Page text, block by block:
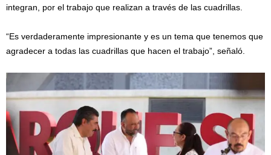
integran, por el trabajo que realizan a través de las cuadrillas.
“Es verdaderamente impresionante y es un tema que tenemos que
agradecer a todas las cuadrillas que hacen el trabajo”, señaló.